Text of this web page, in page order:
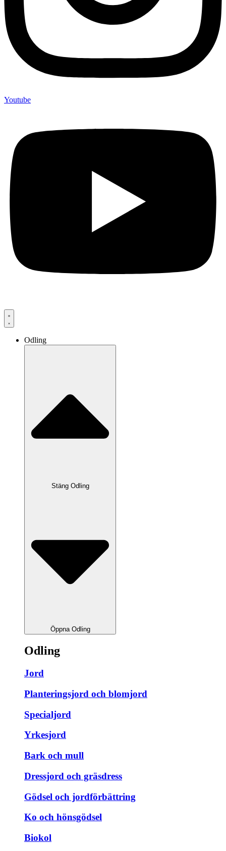
Youtube
Odling
Stäng Odling
Öppna Odling
Odling
Jord
Planteringsjord och blomjord
Specialjord
Yrkesjord
Bark och mull
Dressjord och gräsdress
Gödsel och jordförbättring
Ko och hönsgödsel
Biokol